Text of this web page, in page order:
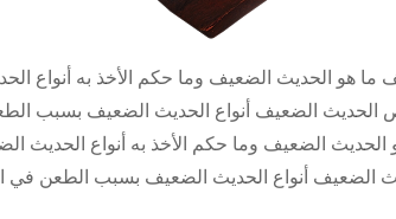
الضعيف أنواع الحديث الضعيف بسبب
الضعيف أنواع الحديث الضعيف بسبب الطعن في